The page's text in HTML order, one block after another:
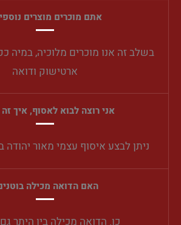
אתם מוכרים מוצרים
בשלב זה אנו מוכרים מלוכיה, במיה
ארטישוק ודואה
אני רוצה לבוא לאסוף, איך
ניתן לבצע איסוף עצמי מאור
האם הדואה מכילה
כן. הדואה מכילה בין היתר